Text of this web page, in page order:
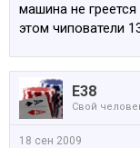
машина не
этом чипователи
E38
Свой
18 сен 2009